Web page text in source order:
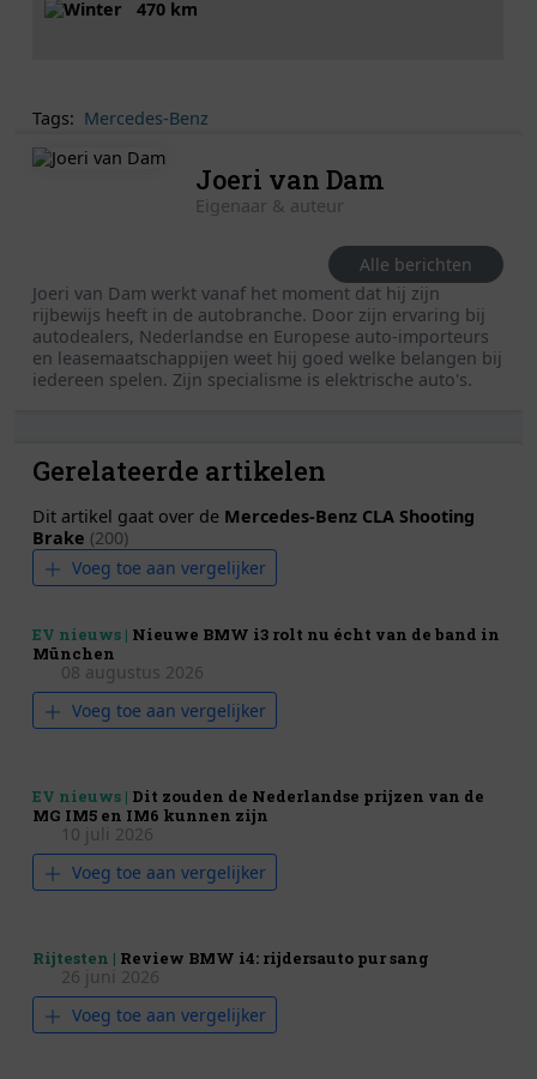
470 km
Tags: Mercedes-Benz
Joeri van Dam
Eigenaar & auteur
Alle berichten
Joeri van Dam werkt vanaf het moment dat hij zijn
rijbewijs heeft in de autobranche. Door zijn ervaring bij
autodealers, Nederlandse en Europese auto-importeurs
en leasemaatschappijen weet hij goed welke belangen bij
iedereen spelen. Zijn specialisme is elektrische auto's.
Gerelateerde artikelen
Dit artikel gaat over de Mercedes-Benz CLA Shooting
Brake (200)
Voeg toe aan vergelijker
EV nieuws | Nieuwe BMW i3 rolt nu écht van de band in
München
08 augustus 2026
Voeg toe aan vergelijker
EV nieuws | Dit zouden de Nederlandse prijzen van de
MG IM5 en IM6 kunnen zijn
10 juli 2026
Voeg toe aan vergelijker
Rijtesten | Review BMW i4: rijdersauto pur sang
26 juni 2026
Voeg toe aan vergelijker